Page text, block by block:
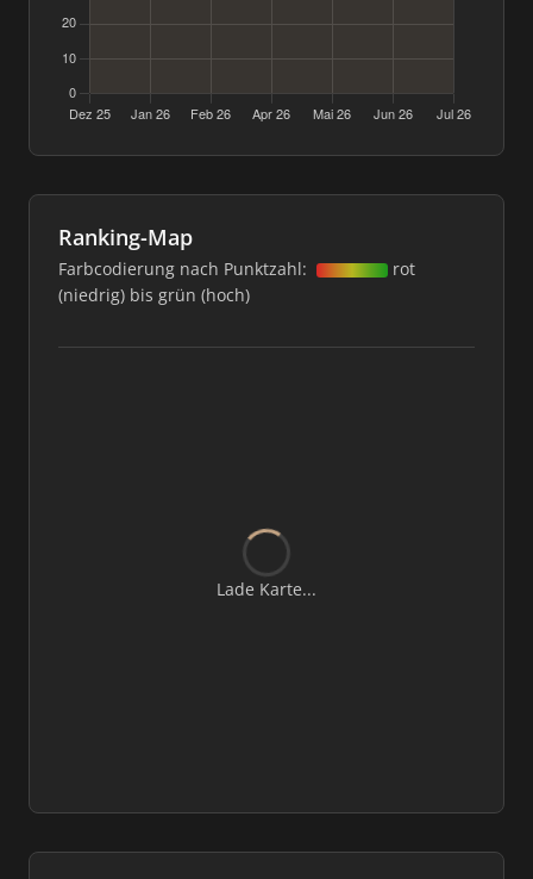
Ranking-Map
Farbcodierung nach Punktzahl:
rot
(niedrig) bis grün (hoch)
Lade Karte...